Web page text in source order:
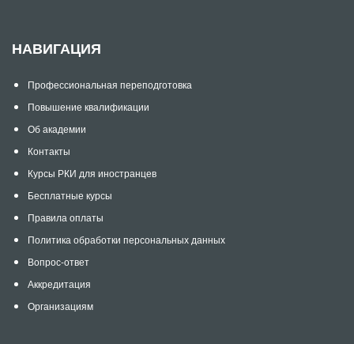
НАВИГАЦИЯ
Профессиональная переподготовка
Повышение квалификации
Об академии
Контакты
Курсы РКИ для иностранцев
Бесплатные курсы
Правила оплаты
Политика обработки персональных данных
Вопрос-ответ
Аккредитация
Организациям